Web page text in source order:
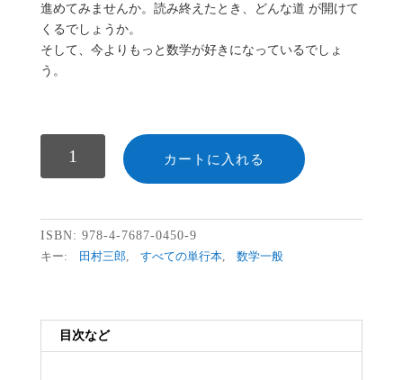
進めてみませんか。読み終えたとき、どんな道 が開けて
くるでしょうか。
そして、今よりもっと数学が好きになっているでしょ
う。
カートに入れる
ISBN: 978-4-7687-0450-9
キー: 田村三郎, すべての単行本, 数学一般
目次など